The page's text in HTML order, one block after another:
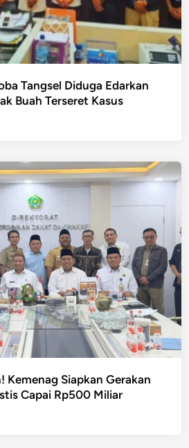
Tangsel Diduga Edarkan
Buah Terseret Kasus
Kemenag Siapkan Gerakan
Capai Rp500 Miliar